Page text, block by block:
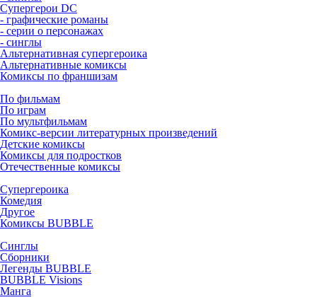
Супергерои DC
- графические романы
- серии о персонажах
- синглы
Альтернативная супергероика
Альтернативные комиксы
Комиксы по франшизам
По фильмам
По играм
По мультфильмам
Комикс-версии литературных произведений
Детские комиксы
Комиксы для подростков
Отечественные комиксы
Супергероика
Комедия
Другое
Комиксы BUBBLE
Синглы
Сборники
Легенды BUBBLE
BUBBLE Visions
Манга